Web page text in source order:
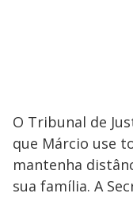
O Tribunal de
que Márcio use
mantenha
sua família. A